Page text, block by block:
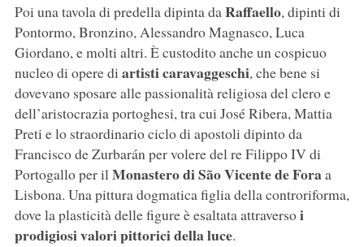
Poi una tavola di predella dipinta daRaffaello, dipinti di
Pontormo, Bronzino, Alessandro Magnasco, Luca
Giordano, e molti altri. È custodito anche un cospicuo
nucleo di opere di artisti caravaggeschi, che bene si
dovevano sposare alle passionalità religiosa del clero e
dell’aristocrazia portoghesi, tra cui José Ribera, Mattia
Preti e lo straordinario ciclo di apostoli dipinto da
Francisco de Zurbarán per volere del re Filippo IV di
Portogallo per ilMonastero di São Vicente de Foraa
Lisbona. Una pittura dogmatica figlia della controriforma,
dove la plasticità delle figure è esaltata attraversoi
prodigiosi valori pittorici della luce.